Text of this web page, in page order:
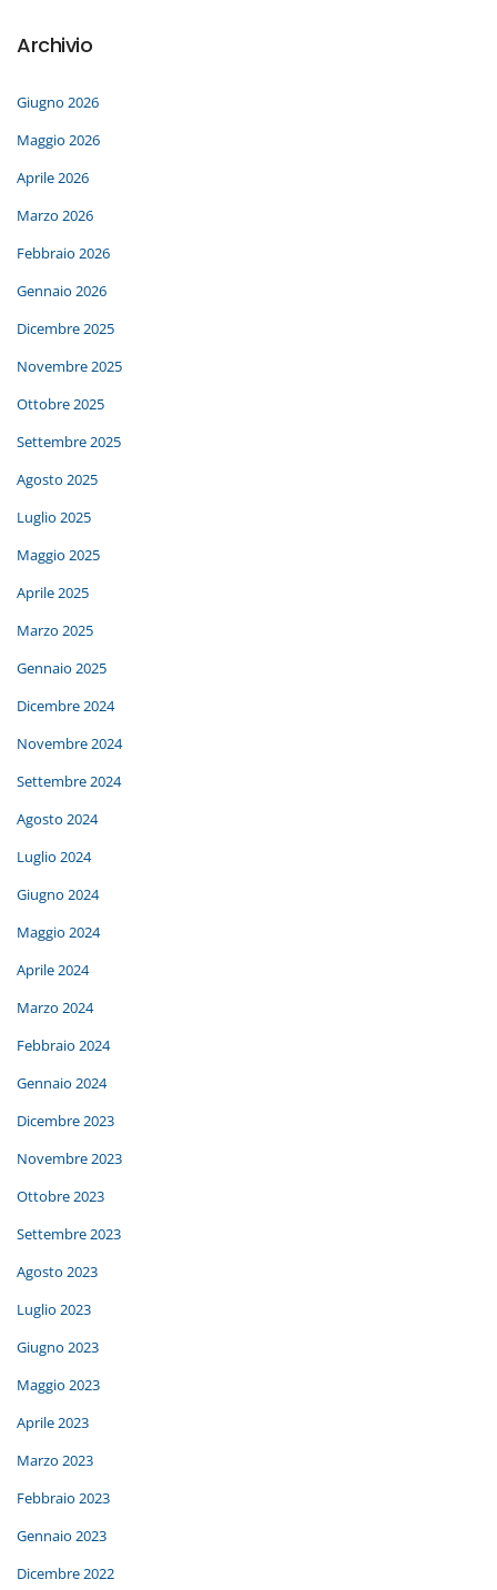
Archivio
Giugno 2026
Maggio 2026
Aprile 2026
Marzo 2026
Febbraio 2026
Gennaio 2026
Dicembre 2025
Novembre 2025
Ottobre 2025
Settembre 2025
Agosto 2025
Luglio 2025
Maggio 2025
Aprile 2025
Marzo 2025
Gennaio 2025
Dicembre 2024
Novembre 2024
Settembre 2024
Agosto 2024
Luglio 2024
Giugno 2024
Maggio 2024
Aprile 2024
Marzo 2024
Febbraio 2024
Gennaio 2024
Dicembre 2023
Novembre 2023
Ottobre 2023
Settembre 2023
Agosto 2023
Luglio 2023
Giugno 2023
Maggio 2023
Aprile 2023
Marzo 2023
Febbraio 2023
Gennaio 2023
Dicembre 2022